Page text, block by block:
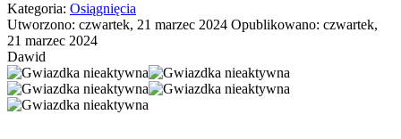
Kategoria: Osiągnięcia
Utworzono: czwartek, 21 marzec 2024 Opublikowano: czwartek,
21 marzec 2024
Dawid